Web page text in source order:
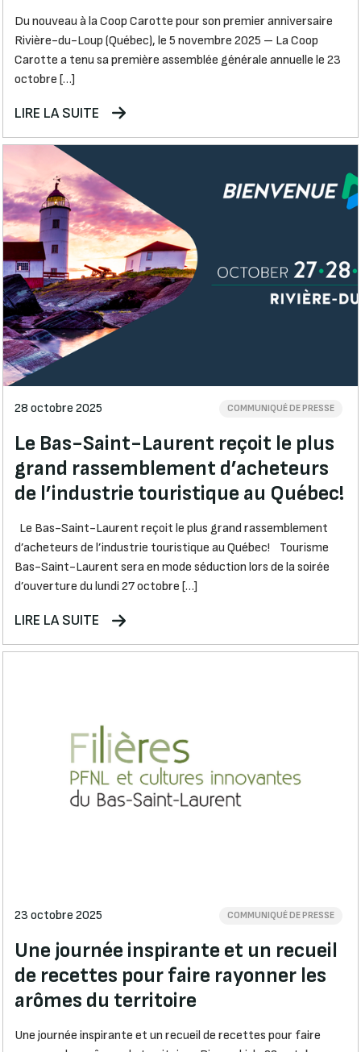
Du nouveau à la Coop Carotte pour son premier anniversaire
Rivière-du-Loup (Québec), le 5 novembre 2025 – La Coop
Carotte a tenu sa première assemblée générale annuelle le 23
octobre […]
LIRE LA SUITE
28 octobre 2025 COMMUNIQUÉ DE PRESSE
Le Bas-Saint-Laurent reçoit le plus
grand rassemblement d’acheteurs
de l’industrie touristique au Québec!
Le Bas-Saint-Laurent reçoit le plus grand rassemblement
d’acheteurs de l’industrie touristique au Québec! Tourisme
Bas-Saint-Laurent sera en mode séduction lors de la soirée
d’ouverture du lundi 27 octobre […]
LIRE LA SUITE
23 octobre 2025 COMMUNIQUÉ DE PRESSE
Une journée inspirante et un recueil
de recettes pour faire rayonner les
arômes du territoire
Une journée inspirante et un recueil de recettes pour faire